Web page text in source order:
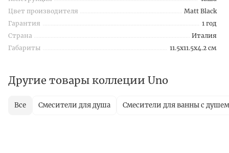
Цвет производителя
Matt Black
Гарантия
1 год
Страна
Италия
Габариты
11.5x11.5x4.2 см
Другие товары коллеции Uno
Все Смесители для душа Смесители для ванны с душем